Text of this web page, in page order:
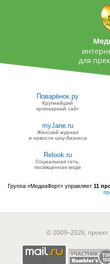
для
Поварёнок.ру
Крупнейший
кулинарный сайт
myJane.ru
Женский журнал
и новости шоу-бизнеса
Relook.ru
Социальная сеть,
посвященная моде
Группа «МедиаФорт» управляет 11
© 2009–2026,